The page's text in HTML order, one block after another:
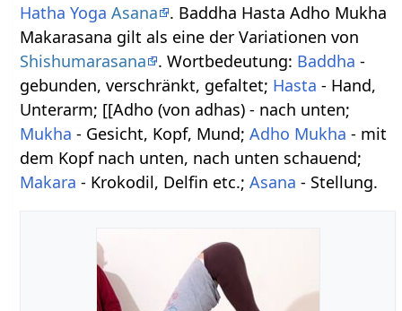
Hatha Yoga Asana
. Baddha Hasta Adho Mukha
Makarasana gilt als eine der Variationen von
Shishumarasana
. Wortbedeutung: Baddha -
gebunden, verschränkt, gefaltet; Hasta - Hand,
Unterarm; [[Adho (von adhas) - nach unten;
Mukha - Gesicht, Kopf, Mund;Adho Mukha - mit
dem Kopf nach unten, nach unten schauend;
Makara - Krokodil, Delfin etc.;Asana - Stellung.